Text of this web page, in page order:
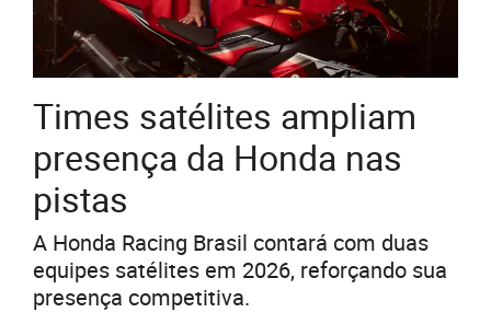
Times satélites ampliam
presença da Honda nas
pistas
A Honda Racing Brasil contará com duas
equipes satélites em 2026, reforçando sua
presença competitiva.